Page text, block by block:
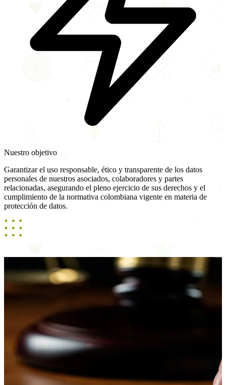
Nuestro objetivo
Garantizar el uso responsable, ético y transparente de los datos
personales de nuestros asociados, colaboradores y partes
relacionadas, asegurando el pleno ejercicio de sus derechos y el
cumplimiento de la normativa colombiana vigente en materia de
protección de datos.